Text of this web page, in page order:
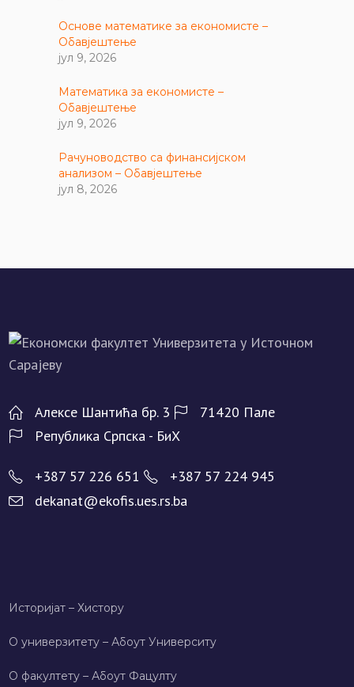
Основе математике за економисте –
Обавјештење
јул 9, 2026
Математика за економисте –
Обавјештење
јул 9, 2026
Рачуноводство са финансијском
анализом – Обавјештење
јул 8, 2026
Алeксe Шантића бр. 3
71420 Палe
Рeпублика Српска - БиХ
+387 57 226 651
+387 57 224 945
dekanat@ekofis.ues.rs.ba
Историјат – Хисторy
О универзитету – Абоут Университy
О факултету – Абоут Фацултy